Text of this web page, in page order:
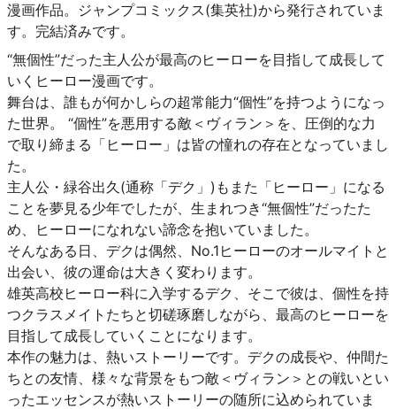
漫画作品。ジャンプコミックス(集英社)から発行されていま
す。完結済みです。
“無個性”だった主人公が最高のヒーローを目指して成長して
いくヒーロー漫画です。
舞台は、誰もが何かしらの超常能力“個性”を持つようになっ
た世界。 “個性”を悪用する敵＜ヴィラン＞を、圧倒的な力
で取り締まる「ヒーロー」は皆の憧れの存在となっていまし
た。
主人公・緑谷出久(通称「デク」)もまた「ヒーロー」になる
ことを夢見る少年でしたが、生まれつき“無個性”だったた
め、ヒーローになれない諦念を抱いていました。
そんなある日、デクは偶然、No.1ヒーローのオールマイトと
出会い、彼の運命は大きく変わります。
雄英高校ヒーロー科に入学するデク、そこで彼は、個性を持
つクラスメイトたちと切磋琢磨しながら、最高のヒーローを
目指して成長していくことになります。
本作の魅力は、熱いストーリーです。デクの成長や、仲間た
ちとの友情、様々な背景をもつ敵＜ヴィラン＞との戦いとい
ったエッセンスが熱いストーリーの随所に込められていま